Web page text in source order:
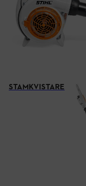
STAMKVISTARE